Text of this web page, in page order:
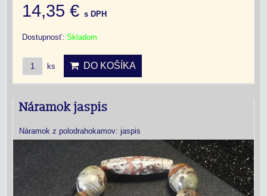
14,35 € s DPH
Dostupnosť: Skladom
ks DO KOŠÍKA
Náramok jaspis
Náramok z polodrahokamov: jaspis